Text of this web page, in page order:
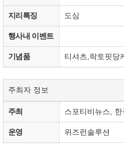
지리특징 도심
행사내 이벤트
기념품 티셔츠,락토핏당
주최자 정보
주최 스포티비뉴스, 한
운영 위즈런솔루션